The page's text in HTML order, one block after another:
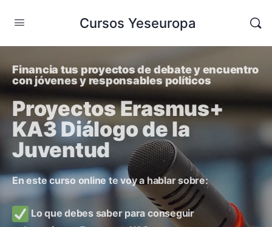
Cursos Yeseuropa
Financia tus proyectos de debate y encuentro
con jóvenes y responsables políticos
Proyectos Erasmus+
KA3 Diálogo de la
Juventud
En este curso online te voy a hablar sobre:
Lo que debes saber para conseguir